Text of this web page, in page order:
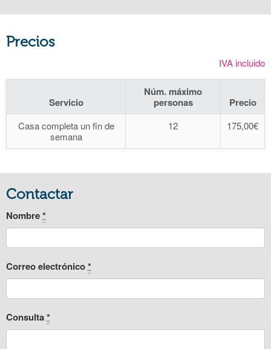
Precios
IVA incluido
Servicio
Núm. máximo
personas
Precio
Casa completa un fin de
semana
12 175,00€
Contactar
Nombre*
Correo electrónico*
Consulta*